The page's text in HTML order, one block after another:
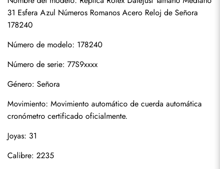
31 Esfera Azul Números Romanos Acero Reloj de Señora
178240
Número de modelo: 178240
Número de serie: 77S9xxxx
Género: Señora
Movimiento: Movimiento automático de cuerda automática
cronómetro certificado oficialmente.
Joyas: 31
Calibre: 2235